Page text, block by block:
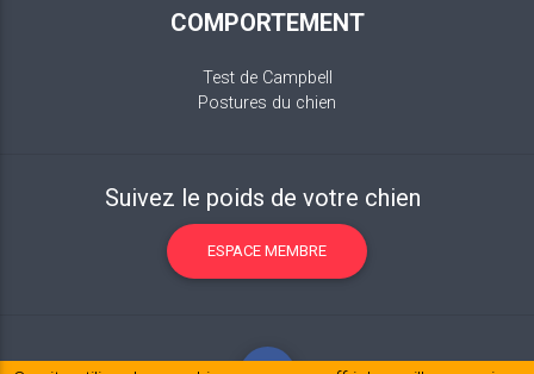
COMPORTEMENT
Test de Campbell
Postures du chien
Suivez le poids de votre chien
ESPACE MEMBRE